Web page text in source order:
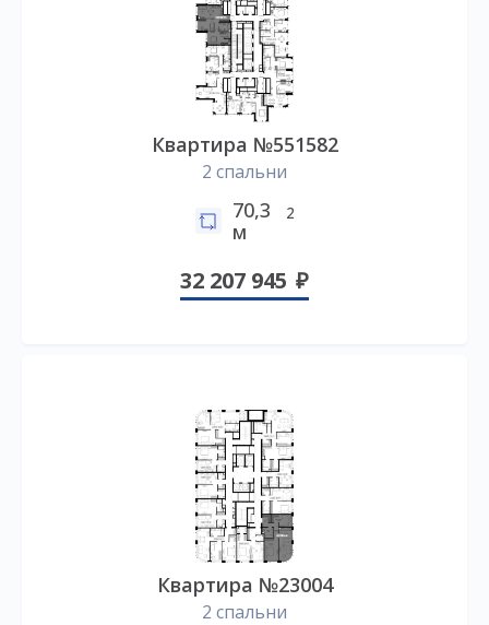
Квартира №551582
2 спальни
70,3
м
2
32 207 945
Квартира №23004
2 спальни